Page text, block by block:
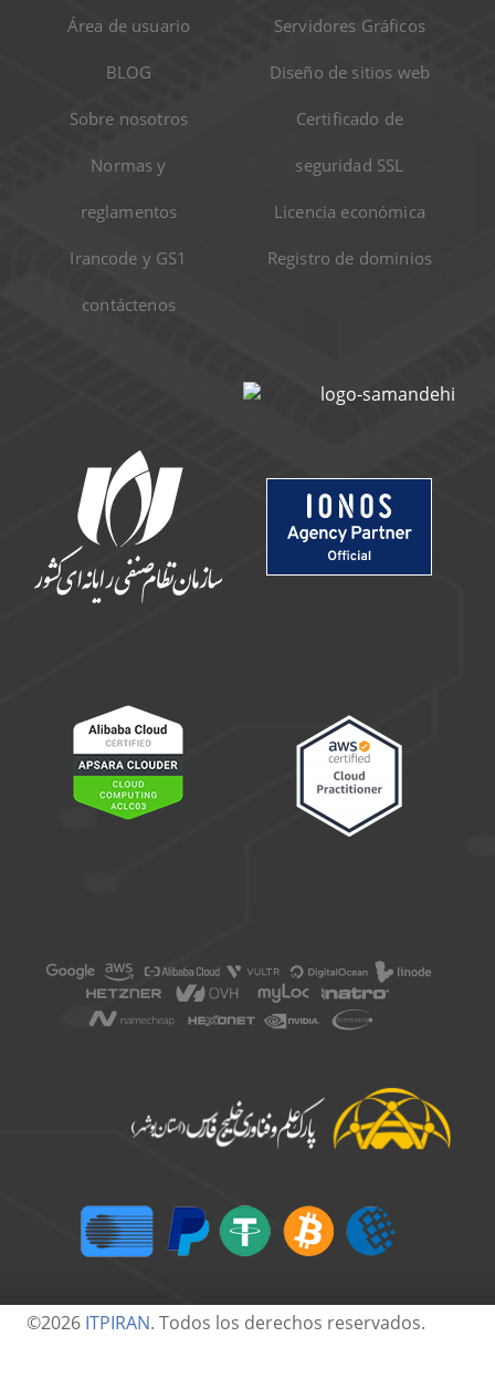
Área de usuario
BLOG
Sobre nosotros
Normas y
reglamentos
Irancode y GS1
contáctenos
Servidores Gráficos
Diseño de sitios web
Certificado de
seguridad SSL
Licencia económica
Registro de dominios
©2026 ITPIRAN. Todos los derechos reservados.